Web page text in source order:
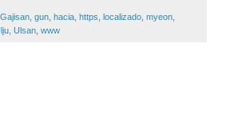
Gajisan gun hacia https localizado myeon
Ulsan www